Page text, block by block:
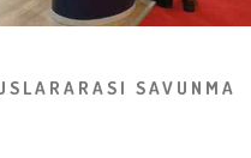
SAVUNMA